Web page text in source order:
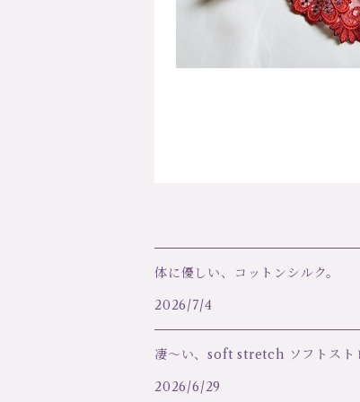
体に優しい、コットンシルク。
2026/7/4
凄～い、soft stretch ソフトスト
2026/6/29